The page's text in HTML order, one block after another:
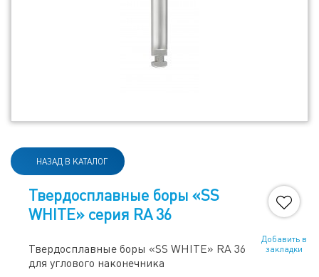
НАЗАД В КАТАЛОГ
Твердосплавные боры «SS
WHITE» серия RA 36
Твердосплавные боры «SS WHITE» RA 36
для углового наконечника
Добавить в
закладки